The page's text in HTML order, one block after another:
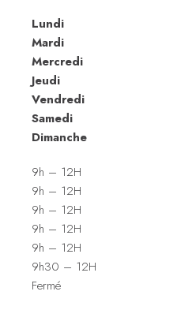
Lundi
Mardi
Mercredi
Jeudi
Vendredi
Samedi
Dimanche
9h – 12H
9h – 12H
9h – 12H
9h – 12H
9h – 12H
9h30 – 12H
Fermé